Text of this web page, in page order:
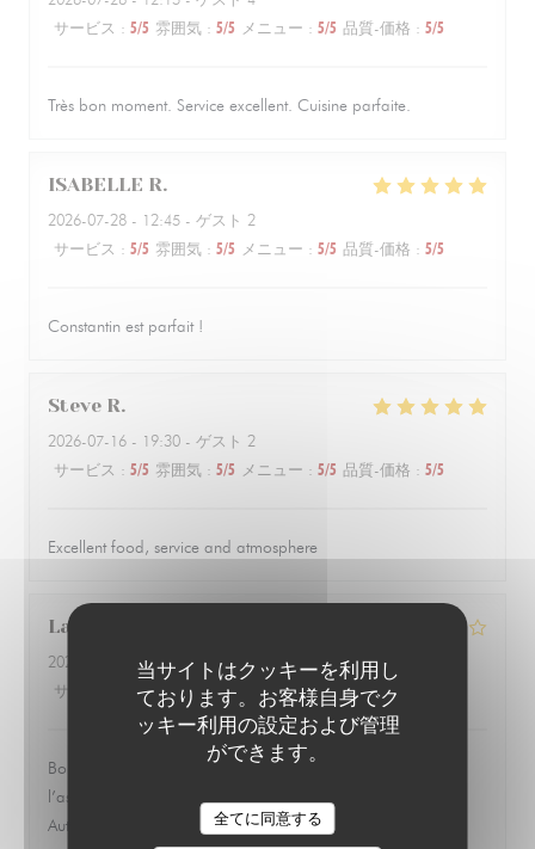
当サイトはクッキーを利用し
ております。お客様自身でク
ッキー利用の設定および管理
ができます。
全てに同意する
サービス : 5/5 雰囲気 : 5/5 メニュー : 5/5 品質-価格 : 5/5
Très bon moment. Service excellent. Cuisine parfaite.
ISABELLE R
2026-07-28 - 12:45 - ゲスト 2
サービス : 5/5 雰囲気 : 5/5 メニュー : 5/5 品質-価格 : 5/5
Constantin est parfait !
Steve R
2026-07-16 - 19:30 - ゲスト 2
サービス : 5/5 雰囲気 : 5/5 メニュー : 5/5 品質-価格 : 5/5
Excellent food, service and atmosphere
Laurent
2026-07-13
- 19:30 - ゲスト 1
サービス
/5 雰囲気: 4/5 メニュー: 3/5 品質-価格
Bon petit restaurant un peu cher pour ce qu’il y a dans
l’assiette. J’ai trouvé qu’il y avait peu d’accompagnement.
Autrement l’accueil et le personnel sont très sympathique et à
LE PARIS 17